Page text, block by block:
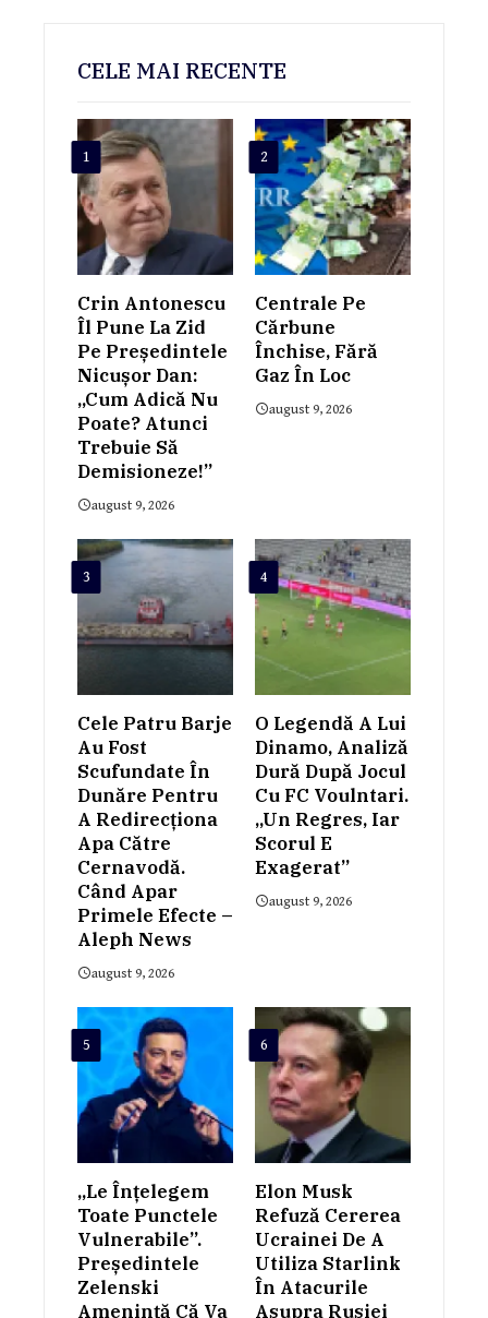
CELE MAI RECENTE
1
Crin Antonescu
Îl Pune La Zid
Pe Președintele
Nicușor Dan:
„Cum Adică Nu
Poate? Atunci
Trebuie Să
Demisioneze!”
august 9, 2026
2
Centrale Pe
Cărbune
Închise, Fără
Gaz În Loc
august 9, 2026
3
Cele Patru Barje
Au Fost
Scufundate În
Dunăre Pentru
A Redirecționa
Apa Către
Cernavodă.
Când Apar
Primele Efecte –
Aleph News
august 9, 2026
4
O Legendă A Lui
Dinamo, Analiză
Dură După Jocul
Cu FC Voulntari.
„Un Regres, Iar
Scorul E
Exagerat”
august 9, 2026
5
„Le Înțelegem
Toate Punctele
Vulnerabile”.
Președintele
Zelenski
Amenință Că Va
6
Elon Musk
Refuză Cererea
Ucrainei De A
Utiliza Starlink
În Atacurile
Asupra Rusiei